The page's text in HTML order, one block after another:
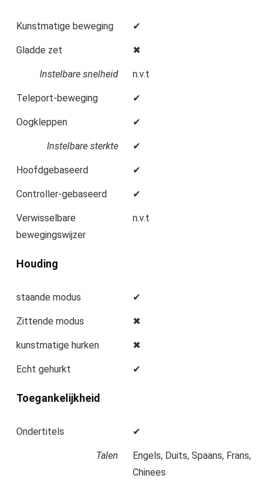
Kunstmatige beweging ✔
Gladde zet ✖
Instelbare snelheid n.v.t
Teleport-beweging ✔
Oogkleppen ✔
Instelbare sterkte ✔
Hoofdgebaseerd ✔
Controller-gebaseerd ✔
Verwisselbare
bewegingswijzer
n.v.t
Houding
staande modus ✔
Zittende modus ✖
kunstmatige hurken ✖
Echt gehurkt ✔
Toegankelijkheid
Ondertitels ✔
Talen
Engels, Duits, Spaans, Frans,
Chinees